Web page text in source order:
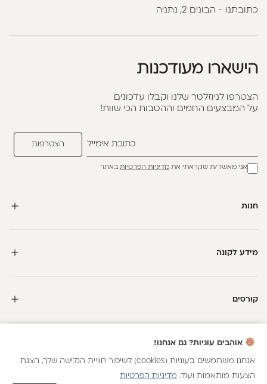
כתובתנו - הבונים 2, נתניה
הישארו מעודכנות
הצטרפו לניוזלטר שלנו וקבלו עדכונים
על המבצעים החמים וההטבות הכי שוות!
אני מאשר/ת שקראתי את מדיניות הפרטיותבאתר
חנות
מידע לקונה
קורסים
כל הזכויות שמורות
אוהבים עוגיות? גם אנחנו!
אנחנו משתמשים בעוגיות (cookies) לשיפור חוויית הגלישה שלך, הצגת
הצעות מותאמות ועוד. מדיניות הפרטיות